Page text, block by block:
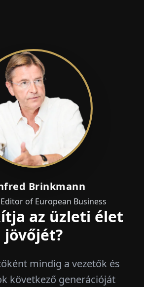
Brinkmann
of European Business
az üzleti élet
jövőjét?
mindig a vezetők és
következő generációját